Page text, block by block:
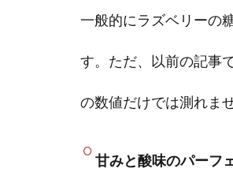
一般的にラズベリーの
す。ただ、以前の記事
の数値だけでは測れませ
甘みと酸味のパーフ